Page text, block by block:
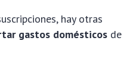
hay otras
gastos domésticos de